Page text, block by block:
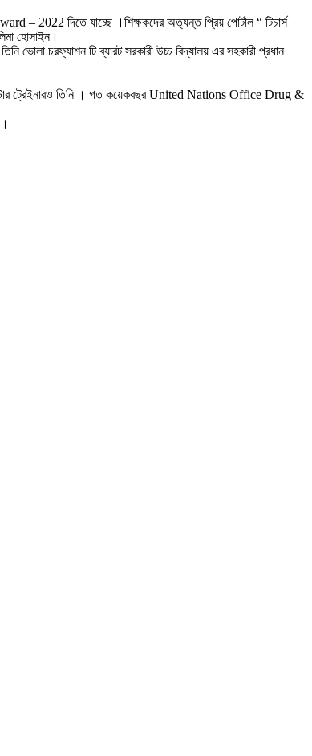
– 2022 দিতে যাচ্ছে ।শিক্ষকদের অত্যন্ত প্রিয় পোর্টাল “ টিচার্স
হোসাইন।
ভোলা চরফ্যাশন টি ব্যারট সরকারী উচ্চ বিদ্যালয় এর সহকারী প্রধান
ট্রেইনারও তিনি । গত কয়েকবছর United Nations Office Drug &